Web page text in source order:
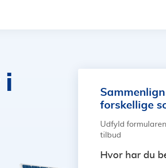
i
forskellige
Udfyld
tilbud
Hvor har du